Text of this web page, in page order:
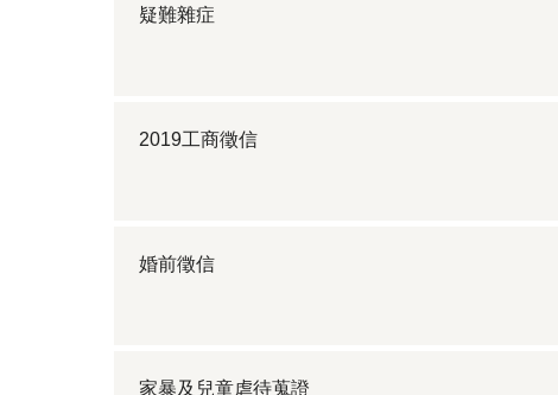
疑難雜症
2019工商徵信
婚前徵信
家暴及兒童虐待蒐證